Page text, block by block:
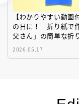
【わかりやすい動画
の日に！ 折り紙で
父さん」の簡単な折
2026.05.17